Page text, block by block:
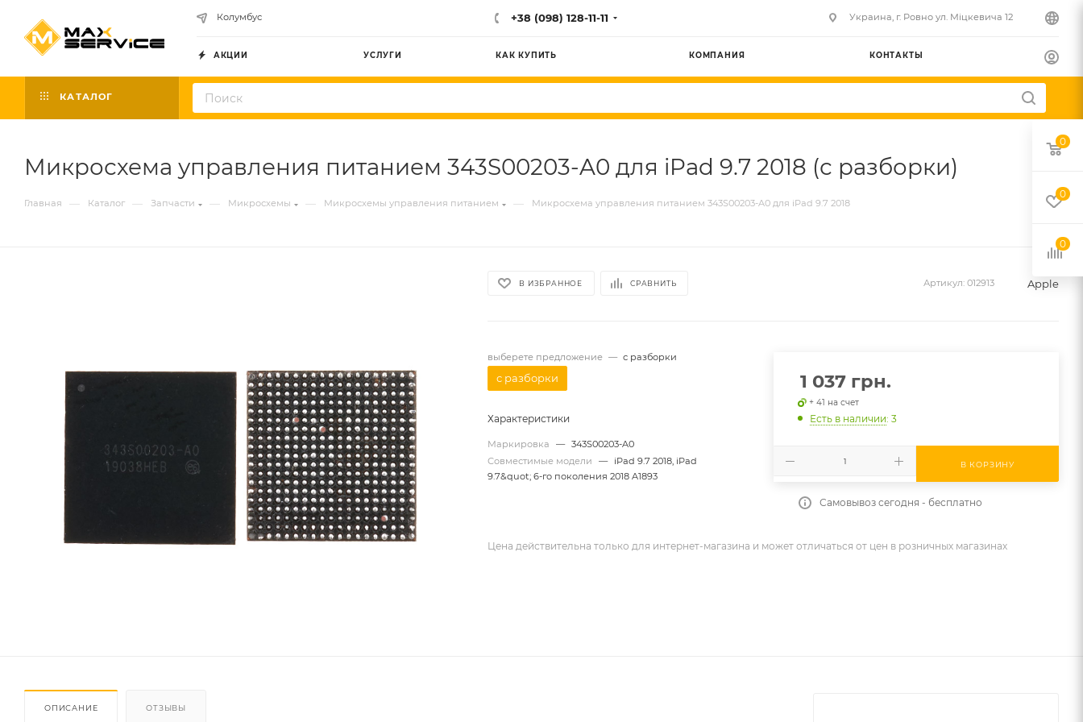
Колумбус +38 (098) 128-11-11 Украина, г. Ровно ул. Міцкевича 12
АКЦИИ УСЛУГИ КАК КУПИТЬ КОМПАНИЯ КОНТАКТЫ
КАТАЛОГ
Микросхема управления питанием 343S00203-A0 для iPad 9.7 2018 (с разборки)
Главная — Каталог — Запчасти — Микросхемы — Микросхемы управления питанием — Микросхема управления питанием 343S00203-A0 для iPad 9.7 2018
В ИЗБРАННОЕ СРАВНИТЬ Артикул: 012913 Apple
выберете предложение — с разборки
с разборки
Характеристики
Маркировка — 343S00203-A0
Совместимые модели
—
iPad 9.7 2018, iPad
9.7&quot; 6-го поколения 2018 A1893
1 037грн.
+ 41 на счет
Есть в наличии: 3
В КОРЗИНУ
Самовывоз сегодня - бесплатно
Цена действительна только для интернет-магазина и может отличаться от цен в розничных магазинах
ОПИСАНИЕ ОТЗЫВЫ
0
0
0